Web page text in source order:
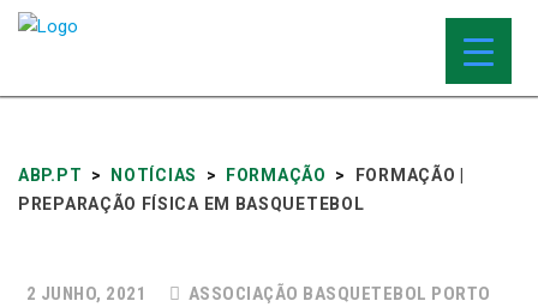
ABP.PT > NOTÍCIAS > FORMAÇÃO >
FORMAÇÃO |
PREPARAÇÃO FÍSICA EM BASQUETEBOL
2 JUNHO, 2021 ASSOCIAÇÃO BASQUETEBOL PORTO